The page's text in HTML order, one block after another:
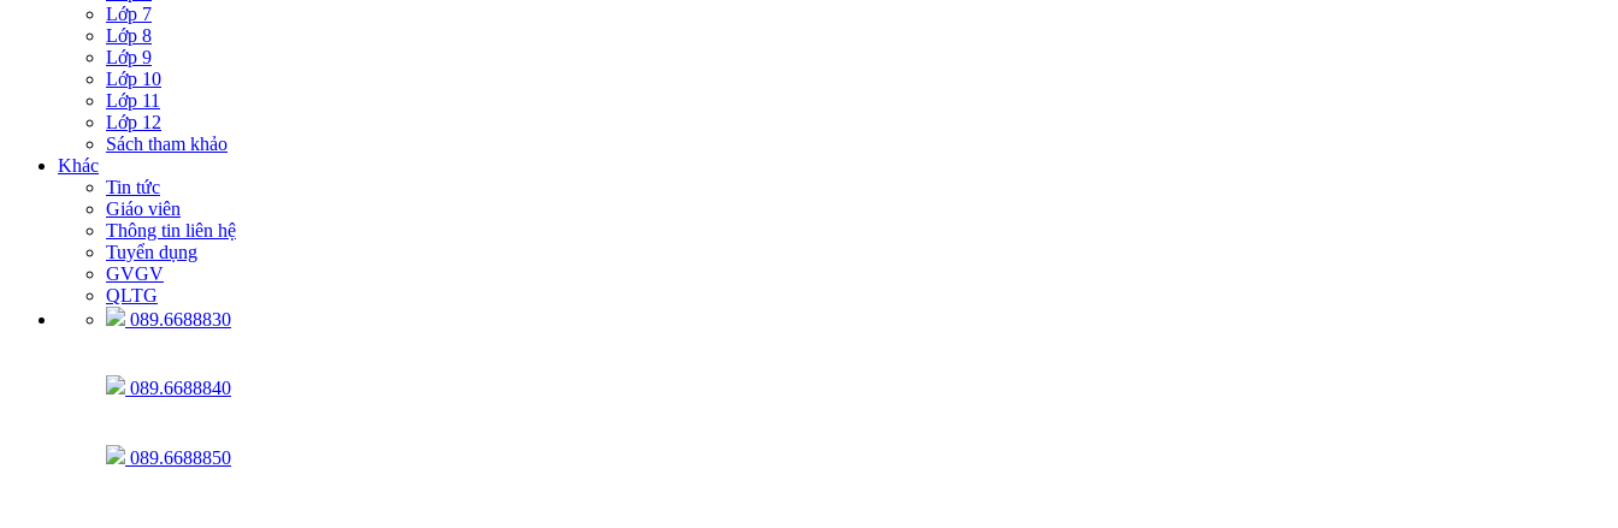
Lớp 7
Lớp 8
Lớp 9
Lớp 10
Lớp 11
Lớp 12
Sách tham khảo
Khác
Tin tức
Giáo viên
Thông tin liên hệ
Tuyển dụng
GVGV
QLTG
089.6688830
089.6688840
089.6688850